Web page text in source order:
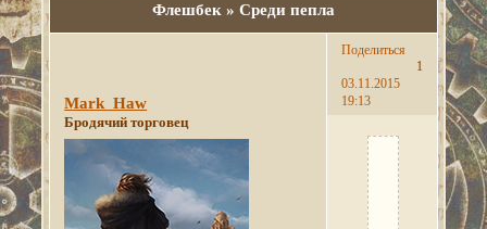
Флешбек » Среди пепла
Поделиться
1
03.11.2015
19:13
Mark_Haw
Бродячий торговец
Среди
пепла
Время: